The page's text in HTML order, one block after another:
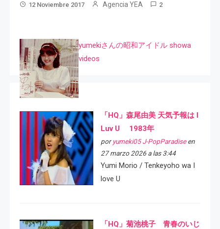
12 Noviembre 2017 Agencia YEA 2
yumekiさんの昭和アイドル showa
videos
「HQ」森尾由美 天気予報は I
Luv U 1983年
por yumeki05 J-PopParadiseen
27 marzo 2026 a las 3:44
Yumi Morio / Tenkeyoho wa I
love U
「HQ」菊池桃子 青春のいじ